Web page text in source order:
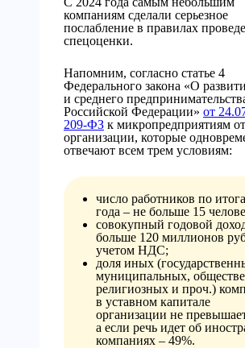
компаниям сделали серьезное
послабление в правилах
спецоценки.
Напомним, согласно статье 4
Федерального закона «О
и среднего
Российской Федерации» от
209-ФЗ к микропредприятиям
организации, которые
отвечают всем трем условиям:
число работников по
года – не больше 15
совокупный годовой
больше 120 миллионов
учетом НДС;
доля иных
муниципальных,
религиозных и проч.)
в уставном капитале
организации не
а если речь идет об
компаниях – 49%.